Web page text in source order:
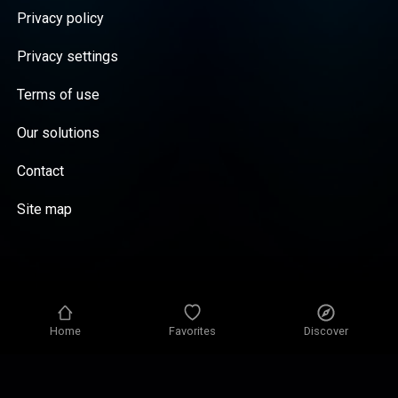
Home Favorites Discover
Privacy policy
Privacy settings
Terms of use
Our solutions
Contact
Site map